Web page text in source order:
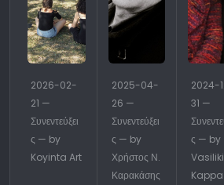
2026-02-
21 —
Συνεντεύξει
ς — by
Koyinta Art
2025-04-
26 —
Συνεντεύξει
ς — by
Χρήστος Ν.
Καρακάσης
2024-
31 —
ς — by
Vasiliki
Kappa